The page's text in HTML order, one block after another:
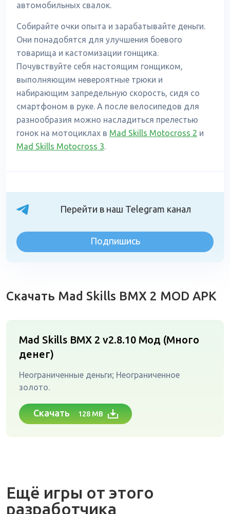
автомобильных свалок.
Собирайте очки опыта и зарабатывайте деньги.
Они понадобятся для улучшения боевого
товарища и кастомизации гонщика.
Почувствуйте себя настоящим гонщиком,
выполняющим невероятные трюки и
набирающим запредельную скорость, сидя со
смартфоном в руке. А после велосипедов для
разнообразия можно насладиться прелестью
гонок на мотоциклах в Mad Skills Motocross 2 и
Mad Skills Motocross 3.
Перейти в наш Telegram канал
Подпишись
Скачать Mad Skills BMX 2 MOD APK
Mad Skills BMX 2 v2.8.10 Мод (Много
денег)
Неограниченные деньги; Неограниченное
золото.
Скачать 128 MB
Ещё игры от этого
разработчика